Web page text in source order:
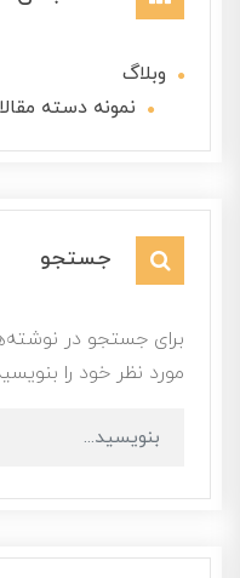
وبلاگ
نمونه دسته
جستجو
برای جستجو در
مورد نظر خود را